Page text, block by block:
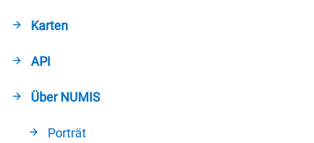
Karten
API
Über NUMIS
Porträt